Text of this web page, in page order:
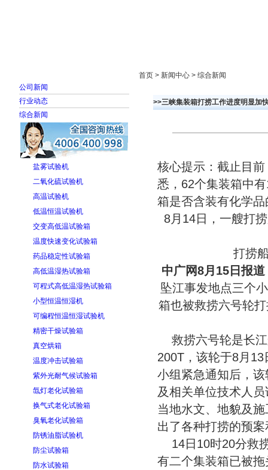
公司新闻
行业动态
综合新闻
盐雾试验机
二氧化硫试验机
高温试验机
低温恒温试验机
交变高低温试验箱
温度快速变化试验箱
药品稳定性试验箱
高低温湿热试验箱
可程式高低温湿热试验箱
小型恒温恒湿机
可编程恒温恒湿试验机
精密干燥试验箱
真空烘箱
温度冲击试验箱
紫外光耐气候试验箱
氙灯老化试验箱
换气式老化试验箱
臭氧老化试验箱
防锈油脂试验机
防尘试验箱
防水试验箱
首页 > 新闻中心 > 综合新闻
>>三峡集装箱打捞工作进度明显加
核心提示：截止目
悉，62个集装箱中
箱是否含装有化学
8月14日，一艘打
打捞
中广网8月15日报道
坠江事发地点三个
箱也被救捞六号轮
救捞六号轮是长
200T，该轮于8月13
小组紧急通知后，
及相关单位技术人
当地水文、地貌及
出了各种打捞的预
14日10时20分救
有二个集装箱已被